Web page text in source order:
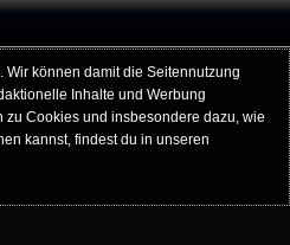
Wir können damit die Seitennutzung
Inhalte und Werbung
Cookies und insbesondere dazu, wie
kannst, findest du in unseren